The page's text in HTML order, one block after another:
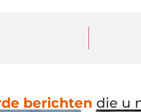
berichten die u